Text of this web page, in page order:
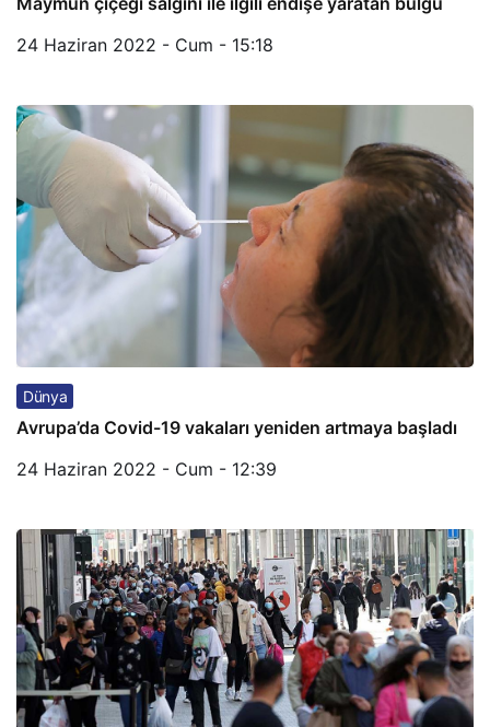
24 Haziran 2022 - Cum - 15:18
Dünya
Avrupa’da Covid-19 vakaları yeniden artmaya başladı
24 Haziran 2022 - Cum - 12:39